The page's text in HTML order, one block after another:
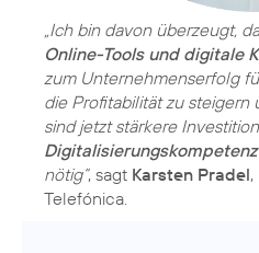
„Ich bin davon überzeugt,
Online-Tools und digitale
zum Unternehmenserfolg
die Profitabilität zu steigern
sind jetzt stärkere
Digitalisierungskompetenz
nötig“, sagt Karsten Pradel
Telefónica.